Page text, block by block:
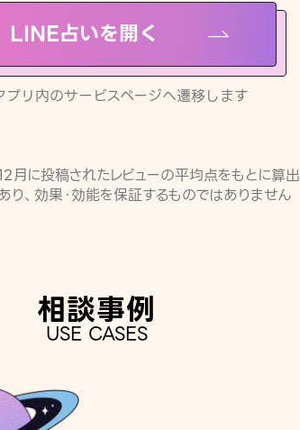
LINE占いを開く
リ内のサービスページへ遷移します
に投稿されたレビューの平均点をもとに算出
、効果・効能を保証するものではありません
相談事例
USE CASES